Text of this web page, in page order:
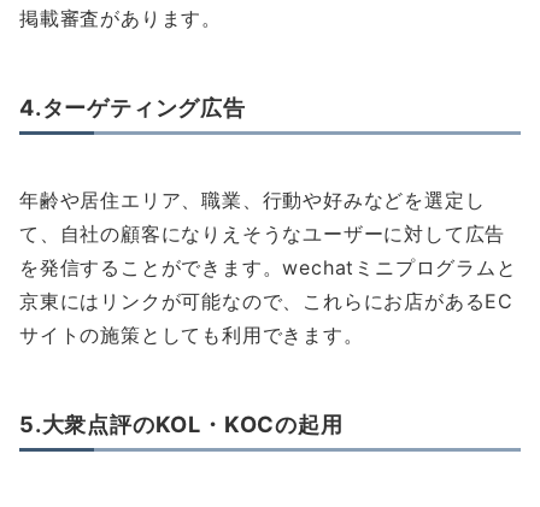
掲載審査があります。
4.ターゲティング広告
年齢や居住エリア、職業、行動や好みなどを選定し
て、自社の顧客になりえそうなユーザーに対して広告
を発信することができます。wechatミニプログラムと
京東にはリンクが可能なので、これらにお店があるEC
サイトの施策としても利用できます。
5.大衆点評のKOL・KOCの起用